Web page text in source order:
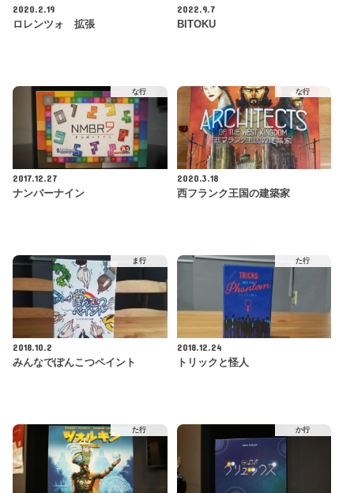
2020.2.19
ロレンツォ 拡張
2022.9.7
BITOKU
な行
2017.12.27
ナンバーナイン
な行
2020.3.18
西フランク王国の建築家
ま行
2018.10.2
みんなでぽんこつペイント
た行
2018.12.24
トリックと怪人
た行 か行